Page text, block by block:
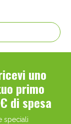
uno
primo
di spesa
speciali